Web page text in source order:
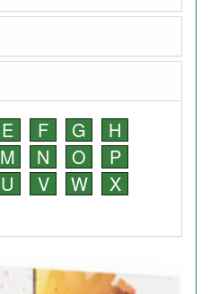
E F G
H
M N O
P
U V W
X